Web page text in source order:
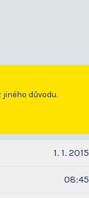
důvodu.
1. 1. 2015
08:45